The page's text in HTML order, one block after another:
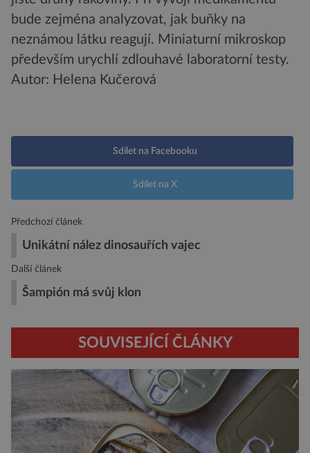
bude zejména analyzovat, jak buňky na
neznámou látku reagují. Miniaturní mikroskop
především urychlí zdlouhavé laboratorní testy.
Autor: Helena Kučerová
Sdílet na Facebooku
Sdílet na X
Předchozí článek
Unikátní nález dinosauřích vajec
Další článek
Šampión má svůj klon
SOUVISEJÍCÍ ČLÁNKY